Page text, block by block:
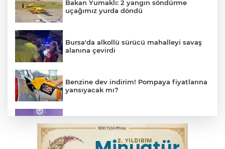
Bakan Yumaklı: 2 yangın söndürme
uçağımız yurda döndü
Bursa'da alkollü sürücü mahalleyi savaş
alanına çevirdi
Benzine dev indirim! Pompaya fiyatlarına
yansıyacak mı?
milletimize hayırlı olsun